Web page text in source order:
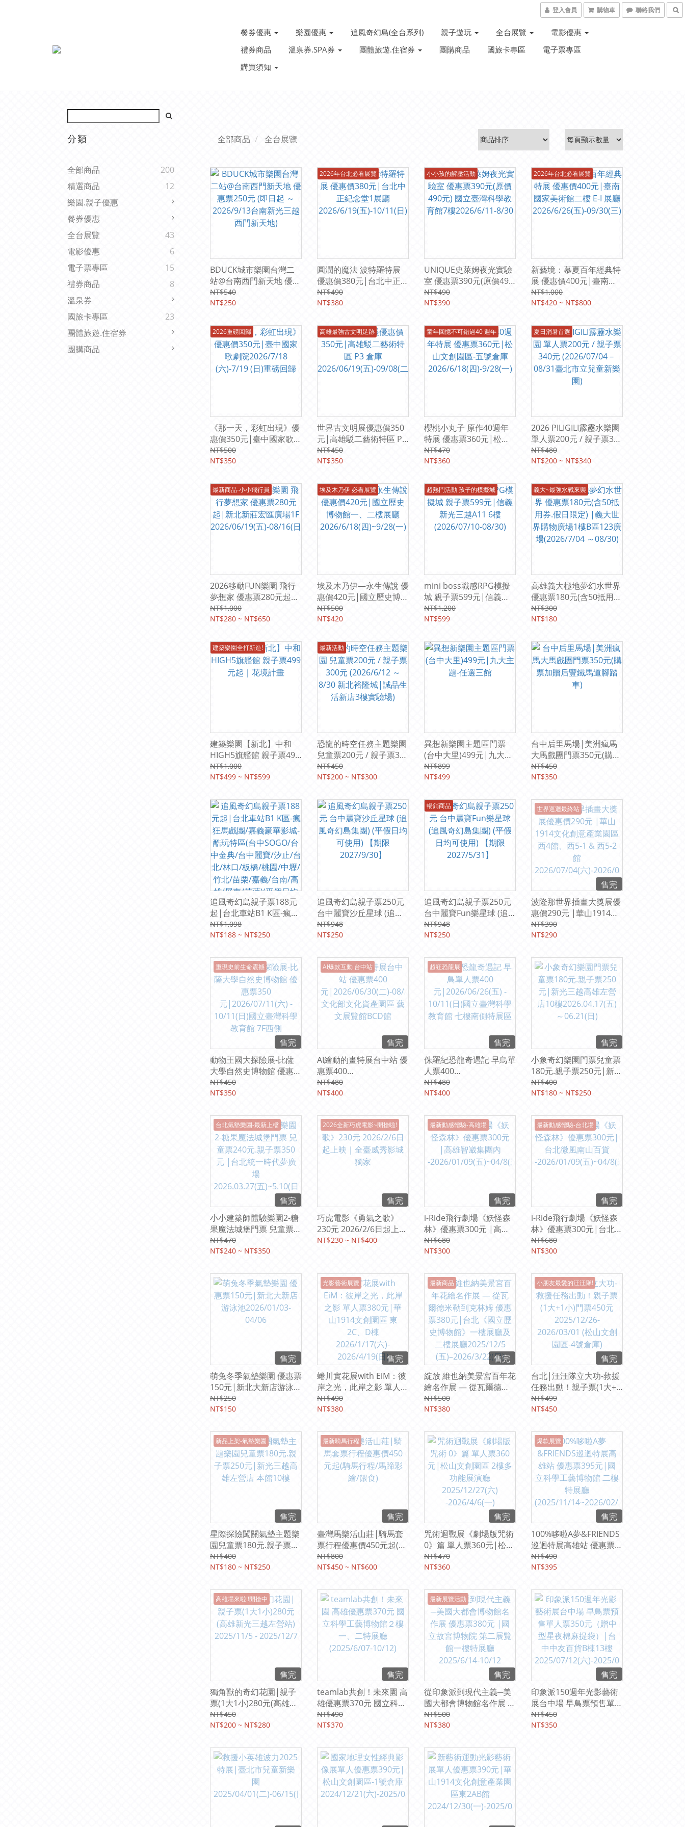
登入會員 購物車 聯絡我們
餐券優惠 樂園優惠 追風奇幻島(全台系列) 親子遊玩 全台展覽
電影優惠
禮券商品
溫泉券.SPA券 團體旅遊.住宿券 團購商品 國旅卡專區
電子票專區
購買須知
分類
全部商品
200
精選商品
12
樂園.親子優惠
餐券優惠
全台展覽
43
電影優惠
6
電子票專區
15
禮券商品
8
溫泉券
國旅卡專區
23
團體旅遊.住宿券
團購商品
全部商品 全台展覽
BDUCK城市樂園台灣二
站@台南西門新天地 優惠
票250元 (即日起 ～
2026/9/13台南新光三越
NT$540
NT$250
2026年台北必看展覽
圓潤的魔法 波特羅特展
優惠價380元|台北中正紀
念堂1展廳
2026/6/19(五)-10/11(日)
NT$490
NT$380
小小孩的解壓活動
UNIQUE史萊姆夜光實驗
室 優惠票390元(原價490
元) 國立臺灣科學教育館7
樓2026/6/11-8/30
NT$490
NT$390
2026年台北必看展覽
新藝境：慕夏百年經典特
展 優惠價400元|臺南國
家美術館二樓 E-I 展廳
2026/6/26(五)-09/30(三)
NT$1,000
NT$420 ~ NT$800
2026重磅回歸
《那一天，彩虹出現》優
惠價350元|臺中國家歌劇
院2026/7/18 (六)-7/19
(日)重磅回歸
NT$500
NT$350
高雄最強古文明足跡
世界古文明展優惠價350
元|高雄駁二藝術特區 P3
倉庫
2026/06/19(五)-09/08(二
NT$450
NT$350
童年回憶不可錯過40 週年
櫻桃小丸子 原作40週年
特展 優惠票360元|松山
文創園區-五號倉庫
2026/6/18(四)-9/28(一)
NT$470
NT$360
夏日消暑首選
2026 PILIGILI霹靂水樂園
單人票200元 / 親子票340
元 (2026/07/04－08/31
臺北市立兒童新樂園)
NT$480
NT$200 ~ NT$340
最新商品-小小飛行員
2026移動FUN樂園 飛行
夢想家 優惠票280元起|
新北新莊宏匯廣場1F
2026/06/19(五)-08/16(日
NT$1,000
NT$280 ~ NT$650
埃及木乃伊 必看展覽
埃及木乃伊—永生傳說 優
惠價420元|國立歷史博物
館一、二樓展廳
2026/6/18(四)~9/28(一)
NT$500
NT$420
超熱門活動 孩子的模擬城
mini boss職感RPG模擬
城 親子票599元|信義新
光三越A11 6樓
(2026/07/10-08/30)
NT$1,200
NT$599
義大~最強水戰來襲
高雄義大極地夢幻水世界
優惠票180元(含50抵用
券.假日限定) |義大世界
購物廣場1樓B區123廣場
NT$300
NT$180
建築樂園全打新造!
建築樂園【新北】中和
HIGH5旗艦館 親子票499
元起｜花境計畫
NT$1,000
NT$499 ~ NT$599
最新活動
恐龍的時空任務主題樂園
兒童票200元 / 親子票300
元 (2026/6/12 ～ 8/30 新
北裕隆城|誠品生活新店3
NT$450
NT$200 ~ NT$300
異想新樂園主題區門票
(台中大里)499元|九大主
題-任選三館
NT$899
NT$499
台中后里馬場|美洲瘋馬
大馬戲團門票350元(購票
加贈后豐鐵馬道腳踏車)
NT$450
NT$350
追風奇幻島親子票188元
起|台北車站B1 K區-瘋狂
馬戲團/嘉義豪華影城-酷
玩特區(台中SOGO/台中
北/林口/板橋/桃園/中壢/
竹北/苗栗/嘉義/台南/高
雄/屏東/花蓮)(平假日均
NT$1,098
NT$188 ~ NT$250
追風奇幻島親子票250元
台中麗寶沙丘星球 (追風
奇幻島集團) (平假日均可
使用) 【期限2027/9/30】
NT$948
NT$250
暢銷商品
追風奇幻島親子票250元
台中麗寶Fun樂星球 (追
風奇幻島集團) (平假日均
可使用) 【期限
NT$948
NT$250
世界巡迴最終站
售完
波隆那世界插畫大獎展優
惠價290元 |華山1914文
化創意產業園區 西4館、
西5-1 & 西5-2館
/28(一)
NT$390
NT$290
重現史前生命震撼
售完
動物王國大探險展-比薩
大學自然史博物館 優惠票
350元|2026/07/11(六) -
10/11(日)國立臺灣科學教
NT$450
NT$350
AI爆款互動 台中站
售完
AI繪動的畫特展台中站 優
惠票400
元|2026/06/30(二)-08/3
0(日) 文化部文化資產園
NT$480
NT$400
超狂恐龍展
售完
侏羅紀恐龍奇遇記 早鳥單
人票400
元|2026/06/26(五) -
10/11(日)國立臺灣科學教
NT$480
NT$400
售完
小象奇幻樂園門票兒童票
180元.親子票250元|新光
三越高雄左營店10樓
2026.04.17(五)～
NT$400
NT$180 ~ NT$250
台北氣墊樂園-最新上檔
售完
小小建築師體驗樂園2-糖
果魔法城堡門票 兒童票
240元.親子票350元 |台
北統一時代夢廣場
NT$470
NT$240 ~ NT$350
2026全新巧虎電影~開搶啦!
售完
巧虎電影《勇氣之歌》
230元 2026/2/6日起上映
｜全臺威秀影城獨家
NT$230 ~ NT$400
最新動感體驗-高雄場
售完
i-Ride飛行劇場《妖怪森
林》優惠票300元 |高雄
智崴集團內
-2026/01/09(五)~04/8(三
NT$680
NT$300
最新動感體驗-台北場
售完
i-Ride飛行劇場《妖怪森
林》優惠票300元|台北微
風南山百貨
-2026/01/09(五)~04/8(三
NT$680
NT$300
售完
萌兔冬季氣墊樂園 優惠票
150元|新北大新店游泳池
2026/01/03-04/06
NT$250
NT$150
光影藝術展覽
售完
蜷川實花展with EiM：彼
岸之光，此岸之影 單人票
380元|華山1914文創園
區 東2C、D棟
2026/4/19(日)
NT$490
NT$380
最新商品
售完
綻放 維也納美景宮百年花
繪名作展 — 從瓦爾德米
勒到克林姆 優惠票380
元|台北《國立歷史博物
2025/12/5 (五)–
2026/3/22(日)
NT$500
NT$380
小朋友最愛的汪汪隊!
售完
台北|汪汪隊立大功-救援
任務出動！親子票(1大+1
小)門票450元
2025/12/26-2026/03/01
NT$499
NT$450
新品上架-氣墊樂園
售完
星際探險闖關氣墊主題樂
園兒童票180元.親子票
250元|新光三越高雄左營
店 本館10樓
NT$400
NT$180 ~ NT$250
最新騎馬行程
售完
臺灣馬樂活山莊|騎馬套
票行程優惠價450元起(騎
馬行程/馬蹄彩繪/餵食)
NT$800
NT$450 ~ NT$600
售完
咒術迴戰展《劇場版咒術
0》篇 單人票360元|松山
文創園區 2樓多功能展演
廳 2025/12/27(六)
NT$470
NT$360
爆款展覽
售完
100%哆啦A夢&FRIENDS
巡迴特展高雄站 優惠票
395元|國立科學工藝博物
館 二樓特展廳
2)
NT$490
NT$395
高雄場來啦!!開搶中
售完
獨角獸的奇幻花園|親子
票(1大1小)280元(高雄新
光三越左營站) 2025/11/5
- 2025/12/7
NT$450
NT$200 ~ NT$280
售完
teamlab共創！未來園 高
雄優惠票370元 國立科學
工藝博物館２樓一、二特
展廳(2025/6/07-10/12)
NT$490
NT$370
最新展覽活動
售完
從印象派到現代主義─美
國大都會博物館名作展 優
惠票380元 |國立故宮博
物院 第二展覽館一樓特展
NT$500
NT$380
售完
印象派150週年光影藝術
展台中場 早鳥票預售單人
票350元（贈中型星夜棉
麻提袋）|台中中友百貨B
NT$450
NT$350